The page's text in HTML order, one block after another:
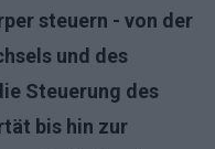
steuern - von der
und des
Steuerung des
bis hin zur